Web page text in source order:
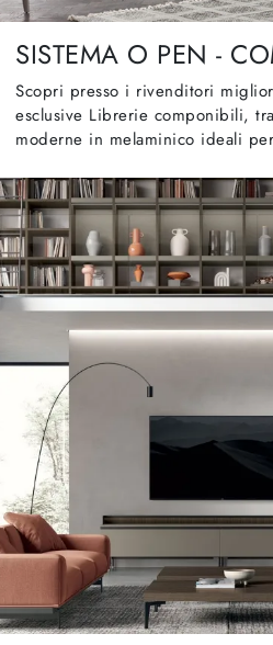
SISTEMA O PEN -
Scopri presso i rivenditori
esclusive Librerie componibili,
moderne in melaminico ideali